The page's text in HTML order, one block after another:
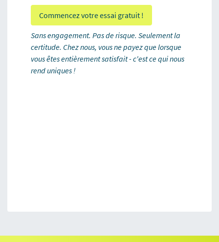
Commencez votre essai gratuit !
Sans engagement. Pas de risque. Seulement la
certitude. Chez nous, vous ne payez que lorsque
vous êtes entièrement satisfait - c'est ce qui nous
rend uniques !